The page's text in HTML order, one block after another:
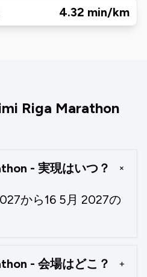
4.32 min/km
Riga Marathon
- 実現はいつ？ +
から16 5月 2027の
- 会場はどこ？ +